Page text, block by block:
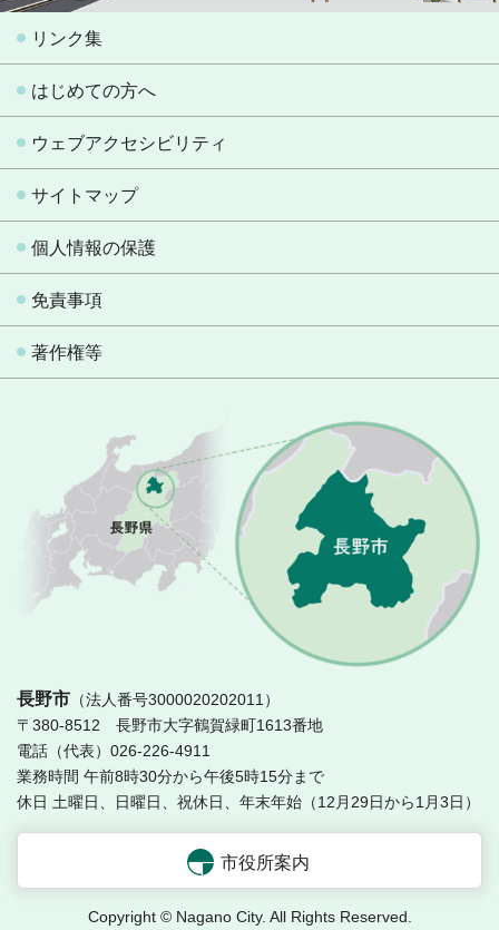
リンク集
はじめての方へ
ウェブアクセシビリティ
サイトマップ
個人情報の保護
免責事項
著作権等
長野市 （法人番号3000020202011）
〒380-8512 長野市大字鶴賀緑町1613番地
電話（代表）026-226-4911
業務時間 午前8時30分から午後5時15分まで
休日 土曜日、日曜日、祝休日、年末年始（12月29日から1月3日）
市役所案内
Copyright © Nagano City. All Rights Reserved.